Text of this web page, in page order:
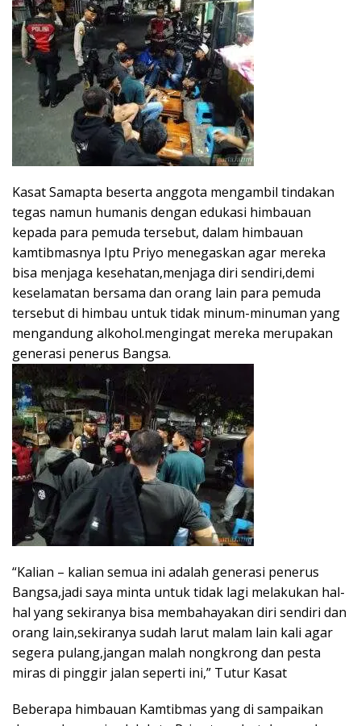
Kasat Samapta beserta anggota mengambil tindakan
tegas namun humanis dengan edukasi himbauan
kepada para pemuda tersebut, dalam himbauan
kamtibmasnya Iptu Priyo menegaskan agar mereka
bisa menjaga kesehatan,menjaga diri sendiri,demi
keselamatan bersama dan orang lain para pemuda
tersebut di himbau untuk tidak minum-minuman yang
mengandung alkohol.mengingat mereka merupakan
generasi penerus Bangsa.
“Kalian – kalian semua ini adalah generasi penerus
Bangsa,jadi saya minta untuk tidak lagi melakukan hal-
hal yang sekiranya bisa membahayakan diri sendiri dan
orang lain,sekiranya sudah larut malam lain kali agar
segera pulang,jangan malah nongkrong dan pesta
miras di pinggir jalan seperti ini,” Tutur Kasat
Beberapa himbauan Kamtibmas yang di sampaikan